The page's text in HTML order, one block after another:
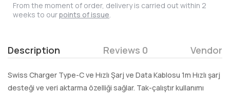
From the moment of order, delivery is carried out within 2
weeks to ourpoints of issue.
Description Reviews 0 Vendor
Swiss Charger Type-C ve Hızlı Şarj ve Data Kablosu 1m Hızlı şarj
desteği ve veri aktarma özelliği sağlar. Tak-çalıştır kullanımı